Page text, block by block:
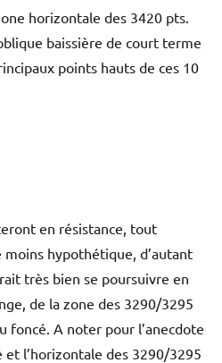
horizontale des 3420 pts.
baissière de court terme
points hauts de ces 10
en résistance, tout
hypothétique, d’autant
très bien se poursuivre en
de la zone des 3290/3295
foncé. A noter pour l’anecdote
l’horizontale des 3290/3295